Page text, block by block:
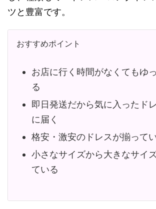
ツと豊富です。
おすすめポイント
お店に行く時間がなくてもゆ
る
即日発送だから気に入ったド
に届く
格安・激安のドレスが揃って
小さなサイズから大きなサイ
ている